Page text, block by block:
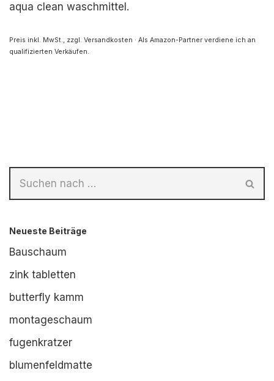
aqua clean waschmittel.
Preis inkl. MwSt., zzgl. Versandkosten · Als Amazon-Partner verdiene ich an
qualifizierten Verkäufen.
Neueste Beiträge
Bauschaum
zink tabletten
butterfly kamm
montageschaum
fugenkratzer
blumenfeldmatte